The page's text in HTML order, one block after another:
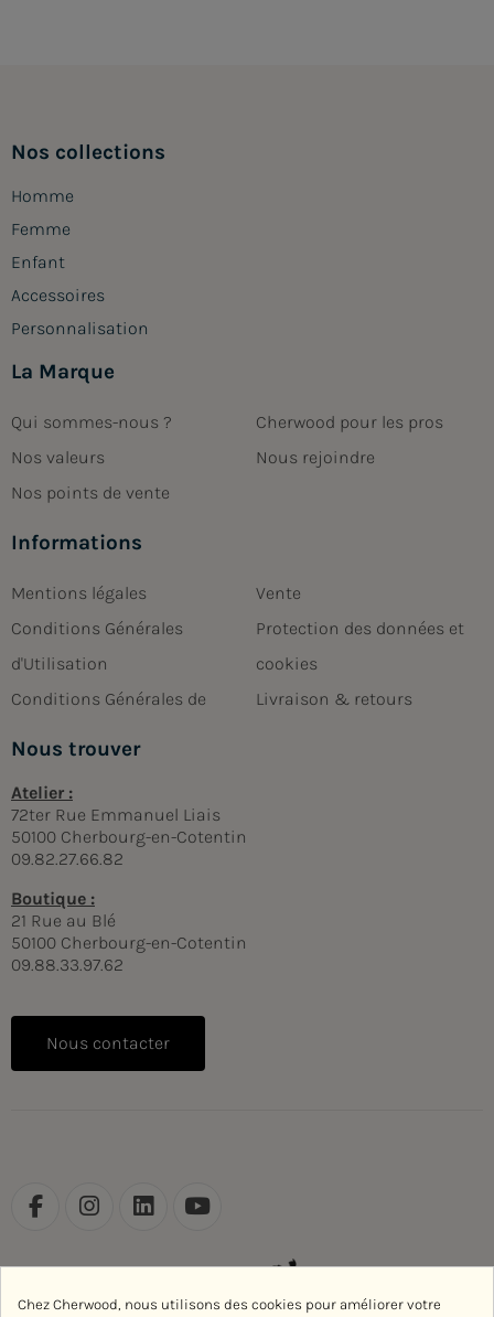
Nos collections
Homme
Femme
Enfant
Accessoires
Personnalisation
La Marque
Qui sommes-nous ?
Nos valeurs
Nos points de vente
Cherwood pour les pros
Nous rejoindre
Informations
Mentions légales
Conditions Générales
d'Utilisation
Conditions Générales de
Vente
Protection des données et
cookies
Livraison & retours
Nous trouver
Atelier :
72ter Rue Emmanuel Liais
50100 Cherbourg-en-Cotentin
09.82.27.66.82
Boutique :
21 Rue au Blé
50100 Cherbourg-en-Cotentin
09.88.33.97.62
Nous contacter
Chez Cherwood, nous utilisons des cookies pour améliorer votre